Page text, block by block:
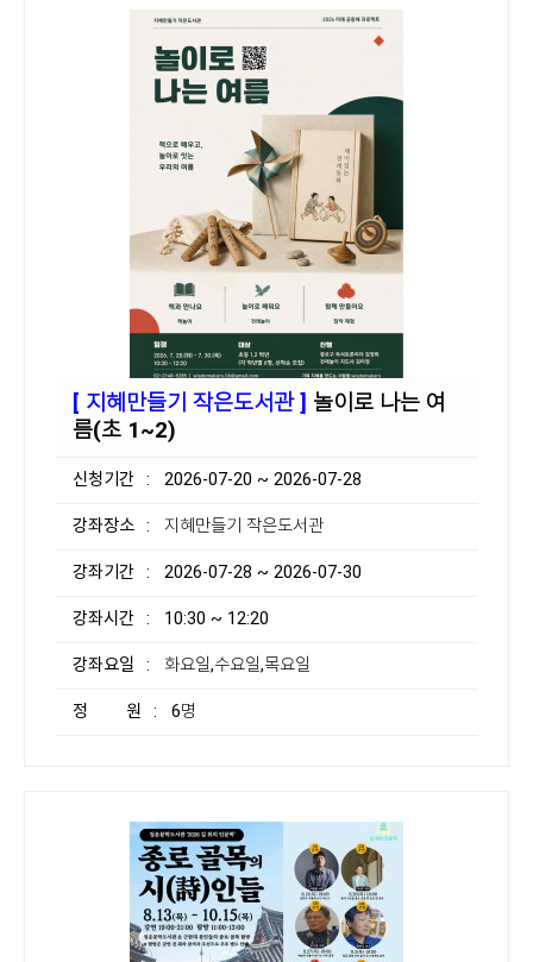
[ 지혜만들기 작은도서관 ] 놀이로 나는 여
름(초 1~2)
신청기간 : 2026-07-20 ~ 2026-07-28
강좌장소 : 지혜만들기 작은도서관
강좌기간 : 2026-07-28 ~ 2026-07-30
강좌시간 : 10:30 ~ 12:20
강좌요일 : 화요일,수요일,목요일
정 원 : 6명